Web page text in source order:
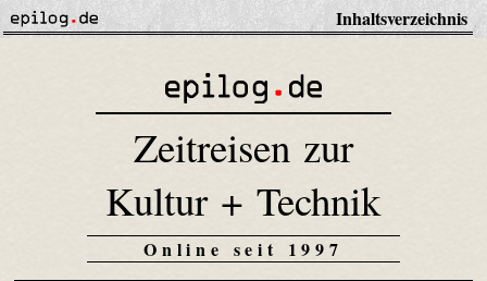
Inhaltsverzeichnis
Zeitreisen zur
Kultur + Technik
Online seit 1997